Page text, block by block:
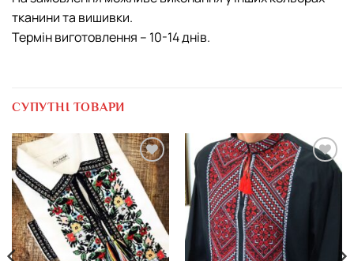
тканини та вишивки.
Термін виготовлення – 10-14 днів.
СУПУТНІ ТОВАРИ
Додати
виріб у
вибране
виріб у